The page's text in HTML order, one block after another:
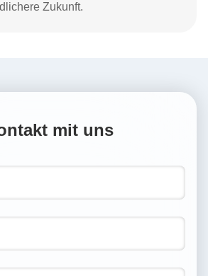
Zukunft.
mit uns